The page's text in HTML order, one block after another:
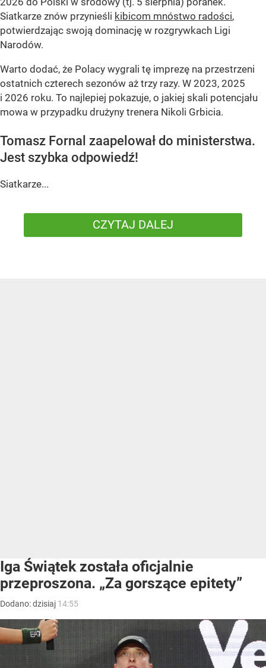
Siatkarze znów przynieśli kibicom mnóstwo radości,
potwierdzając swoją dominację w rozgrywkach Ligi
Narodów.
Warto dodać, że Polacy wygrali tę imprezę na przestrzeni
ostatnich czterech sezonów aż trzy razy. W 2023, 2025
i 2026 roku. To najlepiej pokazuje, o jakiej skali potencjału
mowa w przypadku drużyny trenera Nikoli Grbicia.
Tomasz Fornal zaapelował do ministerstwa.
Jest szybka odpowiedź!
Siatkarze...
CZYTAJ DALEJ
Iga Świątek została oficjalnie
przeproszona. „Za gorszące epitety”
Dodano:dzisiaj 14:55